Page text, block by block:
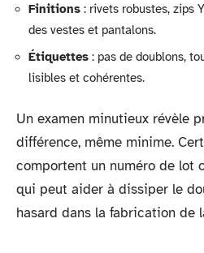
Finitions : rivets robustes, zips
des vestes et pantalons.
Étiquettes : pas de doublons,
lisibles et cohérentes.
Un examen minutieux révèle
différence, même minime.
comportent un numéro de lot
qui peut aider à dissiper le
hasard dans la fabrication de